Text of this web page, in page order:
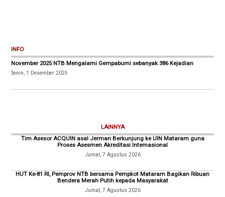
INFO
November 2025 NTB Mengalami Gempabumi sebanyak 386 Kejadian
Senin, 1 Desember 2025
LAINNYA
Tim Asesor ACQUIN asal Jerman Berkunjung ke UIN Mataram guna
Proses Asesmen Akreditasi Internasional
Jumat, 7 Agustus 2026
HUT Ke-81 RI, Pemprov NTB bersama Pempkot Mataram Bagikan Ribuan
Bendera Merah Putih kepada Masyarakat
Jumat, 7 Agustus 2026